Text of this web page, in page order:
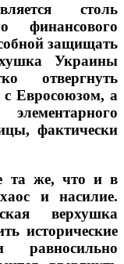
столь
финансового
защищать
Украины
отвергнуть
с Евросоюзом, а
фактически
та же, что и в
и насилие.
верхушка
исторические
равносильно